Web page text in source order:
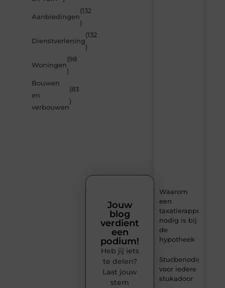
Aanbiedingen
(132
)
Dienstverlening
(132
)
Woningen
(98
)
Bouwen
en
verbouwen
(83
)
Waarom
een
taxatierapport
nodig is bij
de
hypotheek
Stucbenodigheden
voor iedere
stukadoor
Jouw
blog
verdient
een
podium!
Heb jij iets
te delen?
Laat jouw
stem